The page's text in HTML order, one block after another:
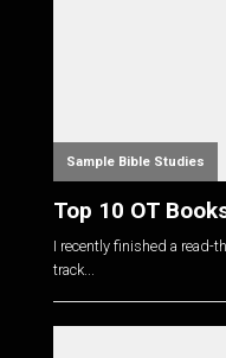
Sample Bible Studies
Top 10 OT
I recently finished a read-
track...